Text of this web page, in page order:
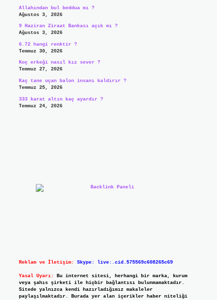
Allahından bul beddua mı ?
Ağustos 3, 2026
9 Haziran Ziraat Bankası açık mı ?
Ağustos 3, 2026
6.72 hangi renktir ?
Temmuz 30, 2026
Koç erkeği nasıl kız sever ?
Temmuz 27, 2026
Kaç tane uçan balon insanı kaldırır ?
Temmuz 25, 2026
333 karat altın kaç ayardır ?
Temmuz 24, 2026
Reklam ve İletişim: Skype: live:.cid.575569c608265c69
Yasal Uyarı:
Bu internet sitesi, herhangi bir marka, kurum
veya şahıs şirketi ile hiçbir bağlantısı bulunmamaktadır.
Sitede yalnızca kendi hazırladığımız makaleler
paylaşılmaktadır. Burada yer alan içerikler haber niteliği